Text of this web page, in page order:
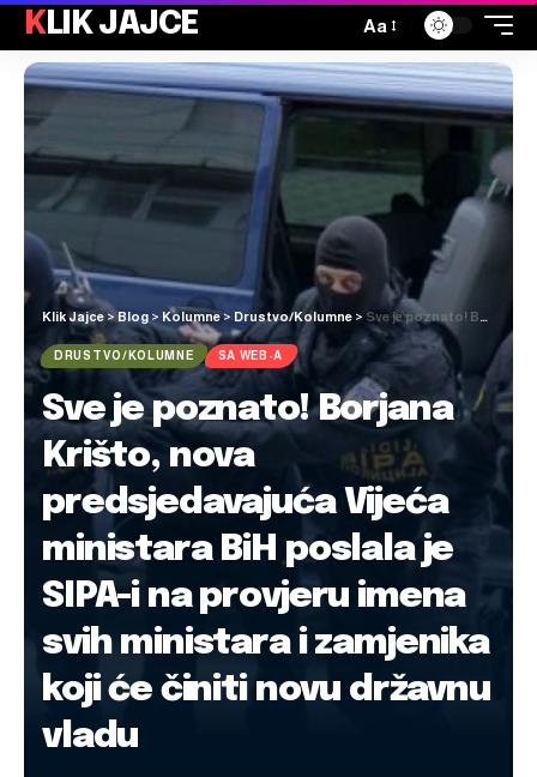
KLIK JAJCE Aa
Klik Jajce> Blog > Kolumne> Drustvo/Kolumne > Sve je poznato! Borjana Krišto, nova predsjedavajuća Vijeća ministara BiH poslala je SIPA-i na provjeru imena svih ministara i zamjenika koji će činiti novu državnu vladu
DRUSTVO/KOLUMNE SA WEB-A
Sve je poznato! Borjana
Krišto, nova
predsjedavajuća Vijeća
ministara BiH poslala je
SIPA-i na provjeru imena
svih ministara i zamjenika
koji će činiti novu državnu
vladu